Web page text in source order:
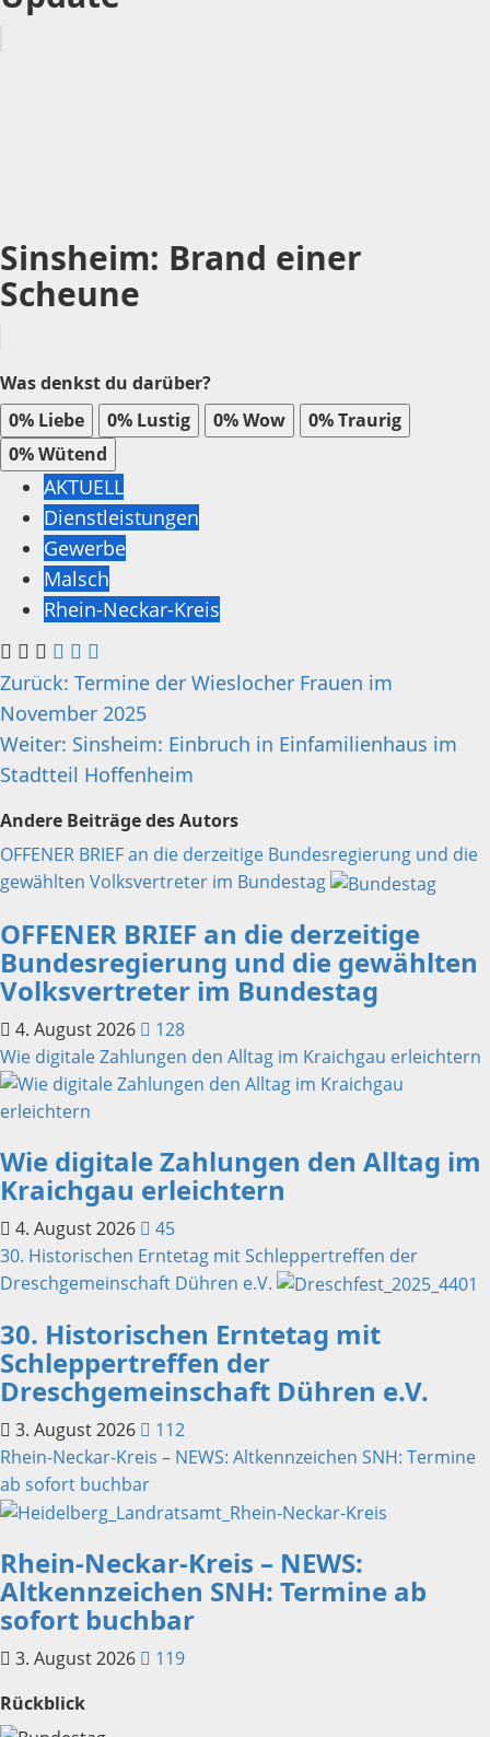
Sinsheim: Brand einer
Scheune
Was denkst du darüber?
0% Liebe 0% Lustig 0%Wow 0%Traurig
0%Wütend
AKTUELL
Dienstleistungen
Gewerbe
Malsch
Rhein-Neckar-Kreis
Beitragsnavigation
Zurück: Termine der Wieslocher Frauen im
November 2025
Weiter: Sinsheim: Einbruch in Einfamilienhaus im
Stadtteil Hoffenheim
Andere Beiträge des Autors
OFFENER BRIEF an die derzeitige Bundesregierung und die
gewählten Volksvertreter im Bundestag
OFFENER BRIEF an die derzeitige
Bundesregierung und die gewählten
Volksvertreter im Bundestag
4. August 2026
128
Wie digitale Zahlungen den Alltag im Kraichgau erleichtern
Wie digitale Zahlungen den Alltag im
Kraichgau erleichtern
4. August 2026
45
30. Historischen Erntetag mit Schleppertreffen der
Dreschgemeinschaft Dühren e.V.
30. Historischen Erntetag mit
Schleppertreffen der
Dreschgemeinschaft Dühren e.V.
3. August 2026
112
Rhein-Neckar-Kreis – NEWS: Altkennzeichen SNH: Termine
ab sofort buchbar
Rhein-Neckar-Kreis – NEWS:
Altkennzeichen SNH: Termine ab
sofort buchbar
3. August 2026
119
Rückblick